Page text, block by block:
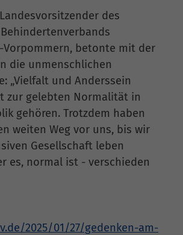
des
Vorpommern, betonte mit der
die unmenschlichen
„Vielfalt und Anderssein
zur gelebten Normalität in
gehören. Trotzdem haben
weiten Weg vor uns, bis wir
Gesellschaft leben
es, normal ist - verschieden
2025/01/27/gedenken-am-